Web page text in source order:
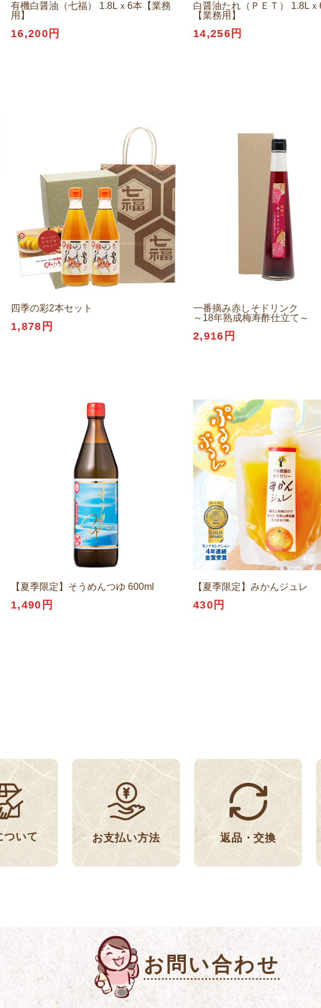
有機白醤油（七福） 1.8Lｘ6本【業務
用】
16,200円
白醤油たれ（ＰＥＴ） 1.8L
【業務用】
14,256円
四季の彩2本セット
1,878円
一番摘み赤しそドリンク
～18年熟成梅寿酢仕立て～
2,916円
【夏季限定】そうめんつゆ 600ml
1,490円
【夏季限定】みかんジュレ
430円
ついて お支払い方法 返品・交換
お問い合わせ